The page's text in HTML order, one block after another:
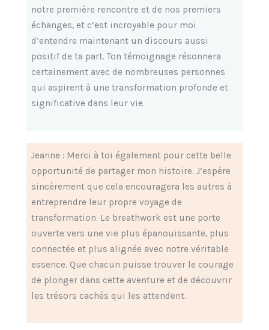
notre première rencontre et de nos premiers
échanges, et c’est incroyable pour moi
d’entendre maintenant un discours aussi
positif de ta part. Ton témoignage résonnera
certainement avec de nombreuses personnes
qui aspirent à une transformation profonde et
significative dans leur vie.
Jeanne : Merci à toi également pour cette belle
opportunité de partager mon histoire. J’espère
sincèrement que cela encouragera les autres à
entreprendre leur propre voyage de
transformation. Le breathwork est une porte
ouverte vers une vie plus épanouissante, plus
connectée et plus alignée avec notre véritable
essence. Que chacun puisse trouver le courage
de plonger dans cette aventure et de découvrir
les trésors cachés qui les attendent.